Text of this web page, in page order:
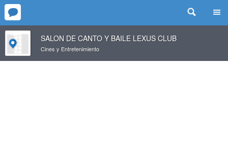
SALON DE CANTO Y BAILE LEXUS CLUB
Cines y Entretenimiento